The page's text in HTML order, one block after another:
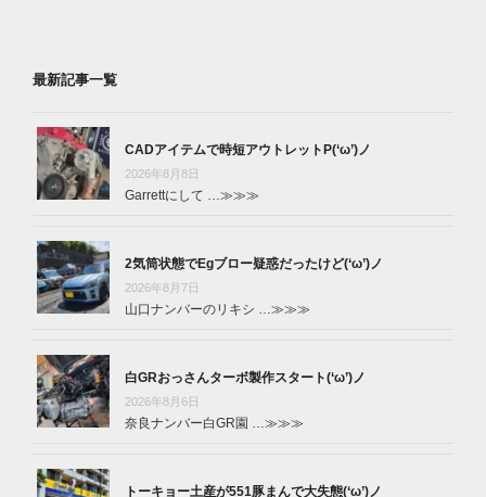
最新記事一覧
CADアイテムで時短アウトレットP(‘ω’)ノ
2026年8月8日
Garrettにして …≫≫≫
2気筒状態でEgブロー疑惑だったけど(‘ω’)ノ
2026年8月7日
山口ナンバーのリキシ …≫≫≫
白GRおっさんターボ製作スタート(‘ω’)ノ
2026年8月6日
奈良ナンバー白GR園 …≫≫≫
トーキョー土産が551豚まんで大失態(‘ω’)ノ